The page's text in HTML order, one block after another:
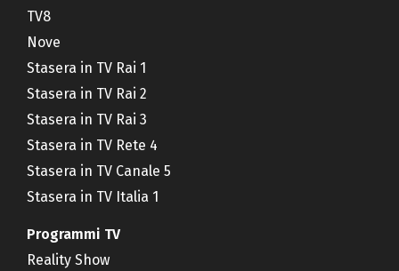
TV8
Nove
Stasera in TV Rai 1
Stasera in TV Rai 2
Stasera in TV Rai 3
Stasera in TV Rete 4
Stasera in TV Canale 5
Stasera in TV Italia 1
Programmi TV
Reality Show